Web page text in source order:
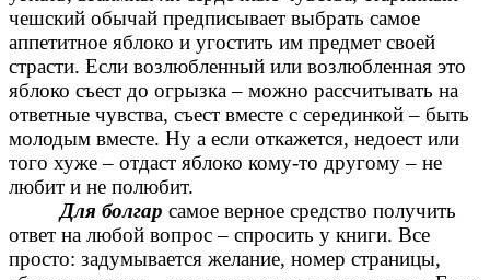
чешский обычай предписывает выбрать самое
аппетитное яблоко и угостить им предмет своей
страсти. Если возлюбленный или возлюбленная это
яблоко съест до огрызка – можно рассчитывать на
ответные чувства, съест вместе с серединкой – быть
молодым вместе. Ну а если откажется, недоест или
того хуже – отдаст яблоко кому-то другому – не
любит и не полюбит.
Для болгар самое верное средство получить
ответ на любой вопрос – спросить у книги. Все
просто: задумывается желание, номер страницы,